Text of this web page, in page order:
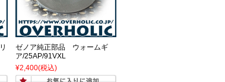
ゼノア純正部品 ウォームギ
ア/25AP/91VXL
¥2,400(税込)